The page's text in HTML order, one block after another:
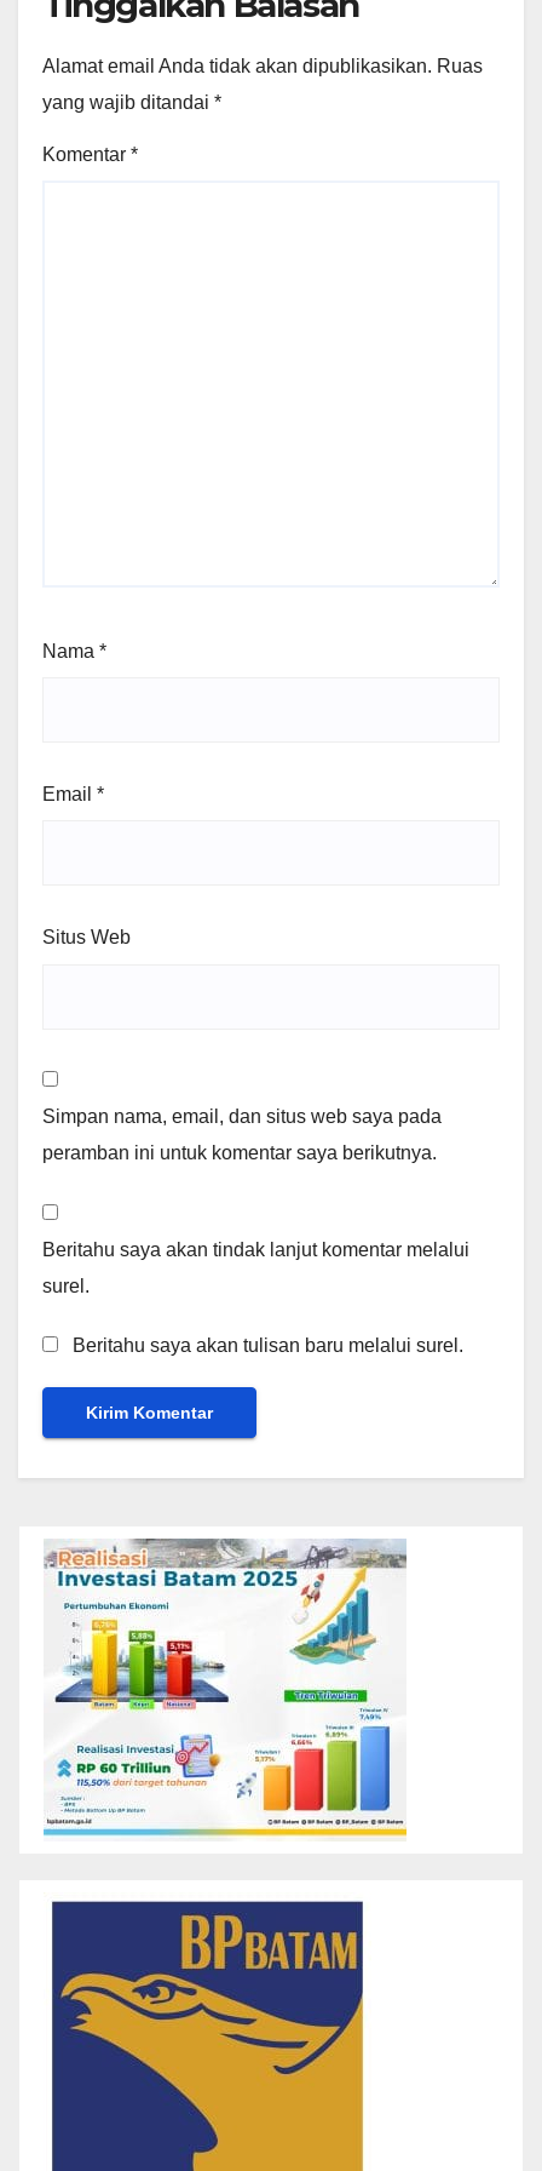
Alamat email Anda tidak akan dipublikasikan. Ruas
yang wajib ditandai *
Komentar *
Nama *
Email *
Situs Web
Simpan nama, email, dan situs web saya pada
peramban ini untuk komentar saya berikutnya.
Beritahu saya akan tindak lanjut komentar melalui
surel.
Beritahu saya akan tulisan baru melalui surel.